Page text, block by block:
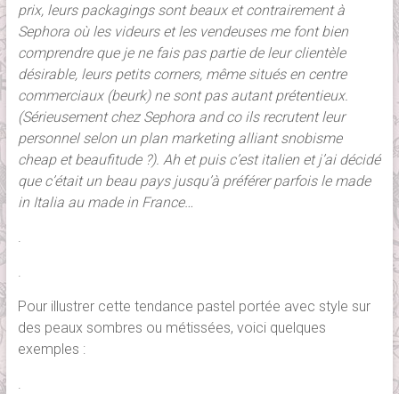
prix, leurs packagings sont beaux et contrairement à
Sephora où les videurs et les vendeuses me font bien
comprendre que je ne fais pas partie de leur clientèle
désirable, leurs petits corners, même situés en centre
commerciaux (beurk) ne sont pas autant prétentieux.
(Sérieusement chez Sephora and co ils recrutent leur
personnel selon un plan marketing alliant snobisme
cheap et beaufitude ?). Ah et puis c’est italien et j’ai décidé
que c’était un beau pays jusqu’à préférer parfois le made
in Italia au made in France…
.
.
Pour illustrer cette tendance pastel portée avec style sur
des peaux sombres ou métissées, voici quelques
exemples :
.